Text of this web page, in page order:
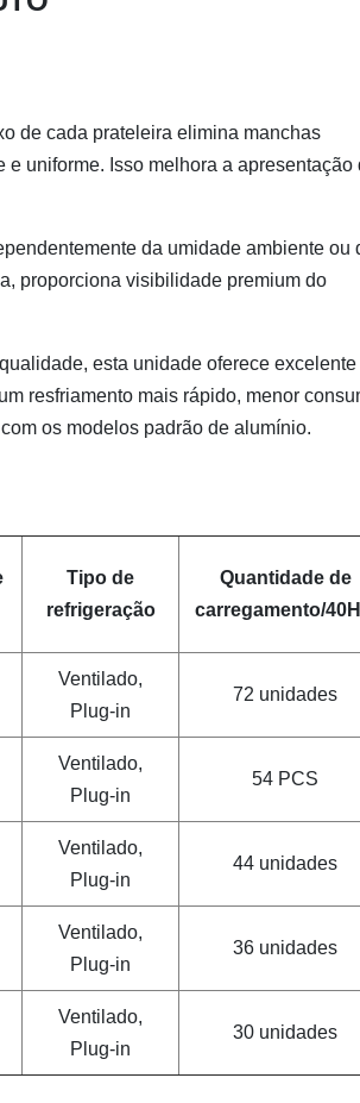
de cada prateleira elimina manchas
uniforme. Isso melhora a apresentação
da umidade ambiente ou
proporciona visibilidade premium do
esta unidade oferece excelente
resfriamento mais rápido, menor
os modelos padrão de alumínio.
Tipo de
refrigeração
Quantidade de
carregamento/
Ventilado,
Plug-in
72 unidades
Ventilado,
Plug-in
54 PCS
Ventilado,
Plug-in
44 unidades
Ventilado,
Plug-in
36 unidades
Ventilado,
Plug-in
30 unidades